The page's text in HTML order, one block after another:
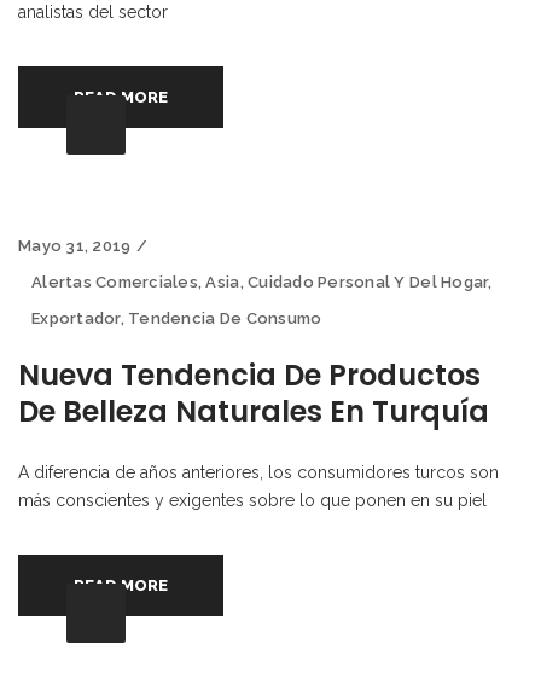
analistas del sector
READ MORE
Mayo 31, 2019
Alertas Comerciales,Asia,Cuidado Personal Y Del Hogar,
Exportador, Tendencia De Consumo
Nueva Tendencia De Productos
De Belleza Naturales En Turquía
A diferencia de años anteriores, los consumidores turcos son
más conscientes y exigentes sobre lo que ponen en su piel
READ MORE